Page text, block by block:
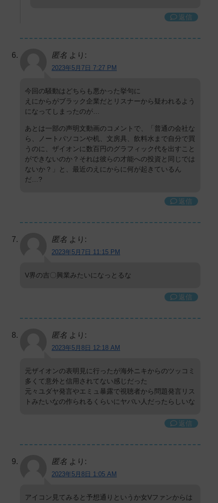
返信
匿名 より:
2023年5月7日 7:27 PM
今回の騒動はどちらも悪かった挙句に
えにからがブラック企業だとリスナーから疑われるよう
になってしまったのが…
あとは一部の声明文動画のコメントで、「普通の会社な
ら、ノートパソコンや机、文房具、飲料水まで自分で買
うのに、ザイオンに数百円のグラフィック代を出すこと
ができないのか？それは彼らの才能への投資と同じでは
ないか？」と、最近のえにからに何が起きているん
だ…?
返信
匿名 より:
2023年5月7日 11:15 PM
V界の吉〇興業みたいになっとるな
返信
匿名 より:
2023年5月8日 12:18 AM
元ザイオンの表明見に行ったが海外ニキからのツッコミ
多くて意外と信用されてない感じだった
元々ユダヤ発言やエミュ暴露で視聴者から問題発言リス
トみたいなの作られるくらいにヤバい人だったらしいな
返信
匿名 より:
2023年5月8日 1:05 AM
アイコン見てみると予想通りというか女Vファンからは